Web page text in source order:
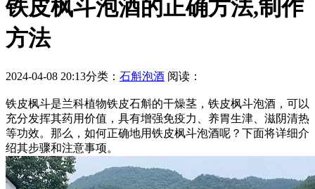
铁皮枫斗泡酒的正确方法,制作
方法
2024-04-08 20:13分类： 石斛泡酒 阅读：
铁皮枫斗是兰科植物铁皮石斛的干燥茎，铁皮枫斗泡酒，可以
充分发挥其药用价值，具有增强免疫力、养胃生津、滋阴清热
等功效。那么，如何正确地用铁皮枫斗泡酒呢？下面将详细介
绍其步骤和注意事项。